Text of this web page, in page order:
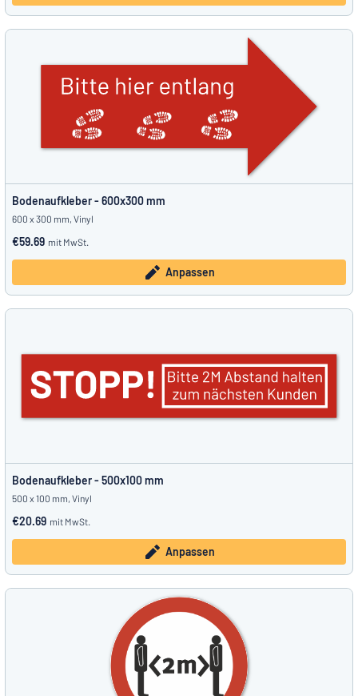
Bodenaufkleber - 600x300 mm
600 x 300 mm, Vinyl
€59.69 mit MwSt.
Anpassen
Bodenaufkleber - 500x100 mm
500 x 100 mm, Vinyl
€20.69 mit MwSt.
Anpassen